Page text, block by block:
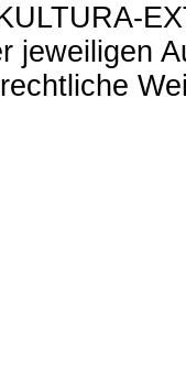
jeweiligen